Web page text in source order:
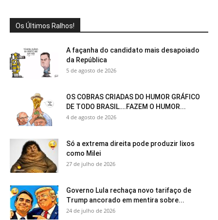
Os Últimos Ralhos!
A façanha do candidato mais desapoiado
da República
5 de agosto de 2026
OS COBRAS CRIADAS DO HUMOR GRÁFICO
DE TODO BRASIL….FAZEM O HUMOR...
4 de agosto de 2026
Só a extrema direita pode produzir lixos
como Milei
27 de julho de 2026
Governo Lula rechaça novo tarifaço de
Trump ancorado em mentira sobre...
24 de julho de 2026